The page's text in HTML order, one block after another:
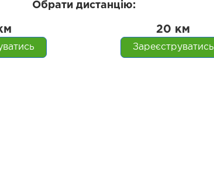
Обрати дистанцію:
20 км
Зареєструватись